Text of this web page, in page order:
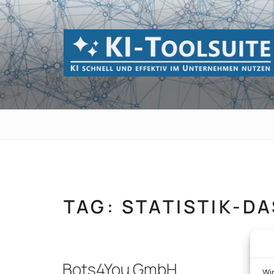
Zum
Inhalt
springen
KI-
KI schnell und effektiv im Unternehmen
TAG: STATISTIK-
Bots4You GmbH